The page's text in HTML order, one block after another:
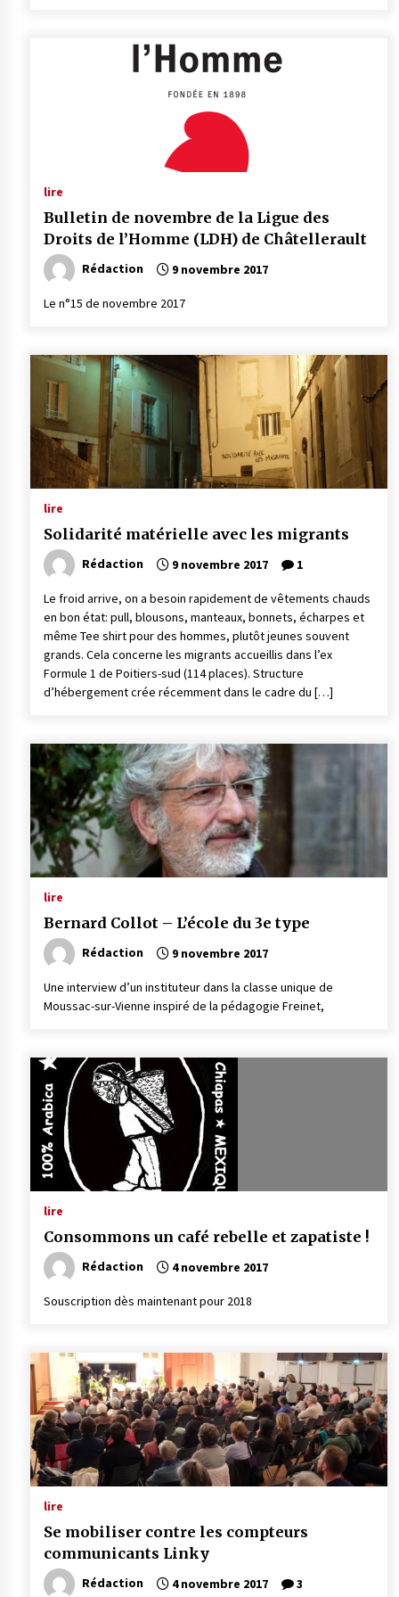
lire
Bulletin de novembre de la Ligue des
Droits de l’Homme (LDH) de Châtellerault
Rédaction 9 novembre 2017
Le n°15 de novembre 2017
lire
Solidarité matérielle avec les migrants
Rédaction 9 novembre 2017 1
Le froid arrive, on a besoin rapidement de vêtements chauds
en bon état: pull, blousons, manteaux, bonnets, écharpes et
même Tee shirt pour des hommes, plutôt jeunes souvent
grands. Cela concerne les migrants accueillis dans l’ex
Formule 1 de Poitiers-sud (114 places). Structure
d’hébergement crée récemment dans le cadre du […]
lire
Bernard Collot – L’école du 3e type
Rédaction 9 novembre 2017
Une interview d’un instituteur dans la classe unique de
Moussac-sur-Vienne inspiré de la pédagogie Freinet,
lire
Consommons un café rebelle et zapatiste !
Rédaction 4 novembre 2017
Souscription dès maintenant pour 2018
lire
Se mobiliser contre les compteurs
communicants Linky
Rédaction 4 novembre 2017 3